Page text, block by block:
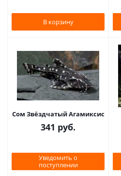
В корзину
Сом Звёздчатый Агамиксис
341 руб.
Уведомить о
поступлении